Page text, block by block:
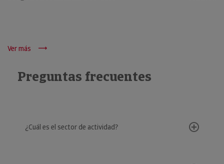
Ver más
Preguntas frecuentes
¿Cuál es el sector de actividad?